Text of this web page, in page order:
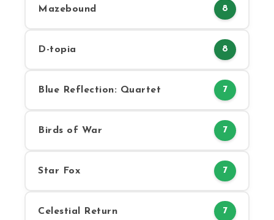
Mazebound 8
D-topia 8
Blue Reflection: Quartet 7
Birds of War 7
Star Fox 7
Celestial Return 7